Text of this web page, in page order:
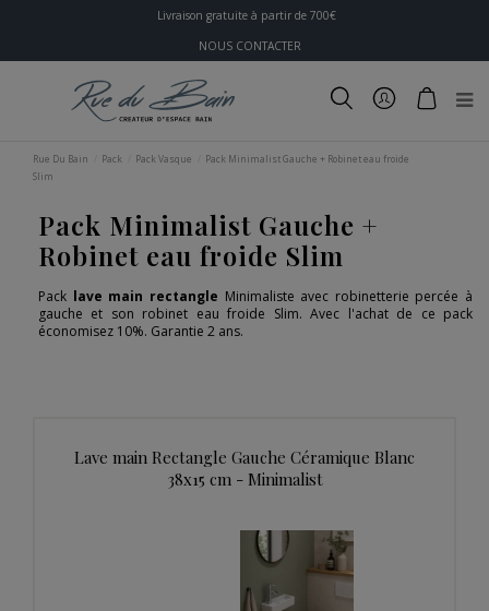
Livraison gratuite à partir de 700€
NOUS CONTACTER
Rue Du Bain Pack Pack Vasque
Pack Minimalist Gauche + Robinet eau froide
Slim
Pack Minimalist Gauche +
Robinet eau froide Slim
Pack lave main rectangle Minimaliste avec robinetterie percée à
gauche et son robinet eau froide Slim. Avec l'achat de ce pack
économisez 10%. Garantie 2 ans.
Lave main Rectangle Gauche Céramique Blanc
38x15 cm - Minimalist